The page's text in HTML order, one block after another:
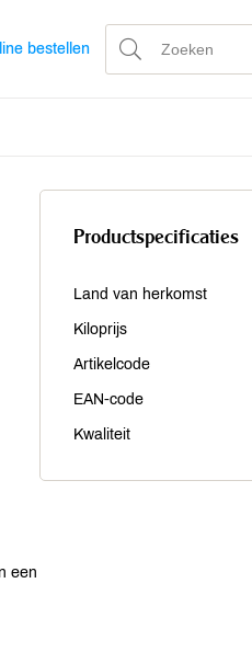
bestellen
een
Productspecificaties
Land van herkomst
Kiloprijs
Artikelcode
EAN-code
Kwaliteit